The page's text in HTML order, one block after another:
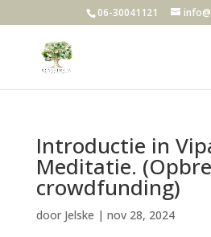
06-30041121
Introductie in
Meditatie.
crowdfunding)
door Jelske | nov 28, 2024